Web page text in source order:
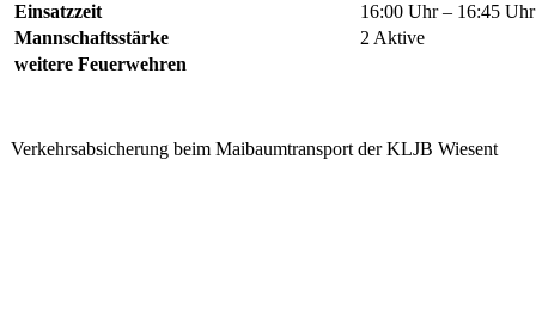
Einsatzzeit
16:00 Uhr – 16:45 Uhr
Mannschaftsstärke
2 Aktive
weitere Feuerwehren
Verkehrsabsicherung beim Maibaumtransport der KLJB Wiesent